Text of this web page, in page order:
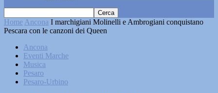
Home Ancona I marchigiani Molinelli e Ambrogiani conquistano
Pescara con le canzoni dei Queen
Ancona
Eventi Marche
Musica
Pesaro
Pesaro-Urbino